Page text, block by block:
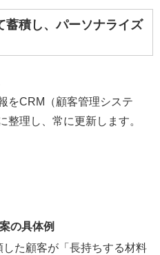
蓄積し、パーソナライズ
をCRM（顧客管理システ
整理し、常に更新します。
の具体例
た顧客が「長持ちする材料